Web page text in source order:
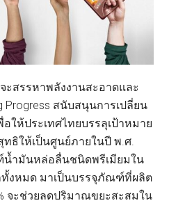
ะสรรหาพลังงานสะอาดและ
Progress สนับสนุนการเปลี่ยน
ให้ประเทศไทยบรรลุเป้าหมาย
ธิให้เป็นศูนย์ภายในปี พ.ศ.
น้ำมันหล่อลื่นชนิดพรีเมียมใน
ทั้งหมด มาเป็นบรรจุภัณฑ์ที่ผลิต
จะช่วยลดปริมาณขยะสะสมใน